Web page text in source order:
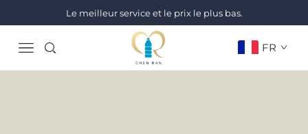
Le meilleur service et le prix le plus bas.
FR